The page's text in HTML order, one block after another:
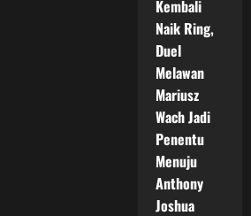
Kembali
Naik Ring,
Duel
Melawan
Mariusz
Wach Jadi
Penentu
Menuju
Anthony
Joshua